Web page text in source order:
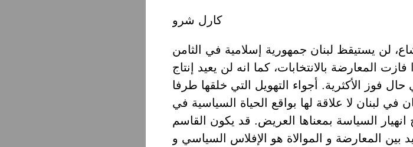
كارل شرو
لن يستيقظ لبنان جمهورية إسلامية في الثامن
المعارضة بالانتخابات، كما انه لن يعيد إنتاج
فوز الأكثرية. أجواء التهويل التي خلقها طرفا
في لبنان لا علاقة لها بواقع الحياة السياسية في
انهيار السياسة بمعناها العريض. قد يكون القاسم
بين المعارضة و الموالاة هو الإفلاس السياسي و